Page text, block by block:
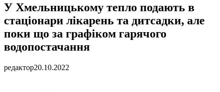
У Хмельницькому тепло подають в
стаціонари лікарень та дитсадки, але
поки що за графіком гарячого
водопостачання
редактор20.10.2022